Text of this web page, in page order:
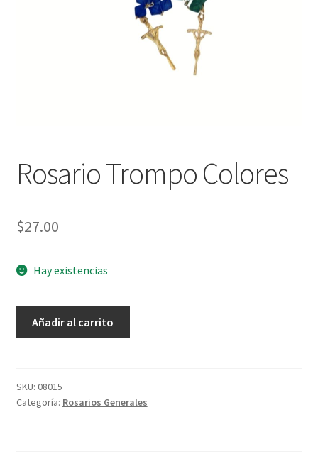
Política de privacidad
Rosario Trompo Colores
$27.00
Hay existencias
Añadir al carrito
SKU: 08015
Categoría: Rosarios Generales